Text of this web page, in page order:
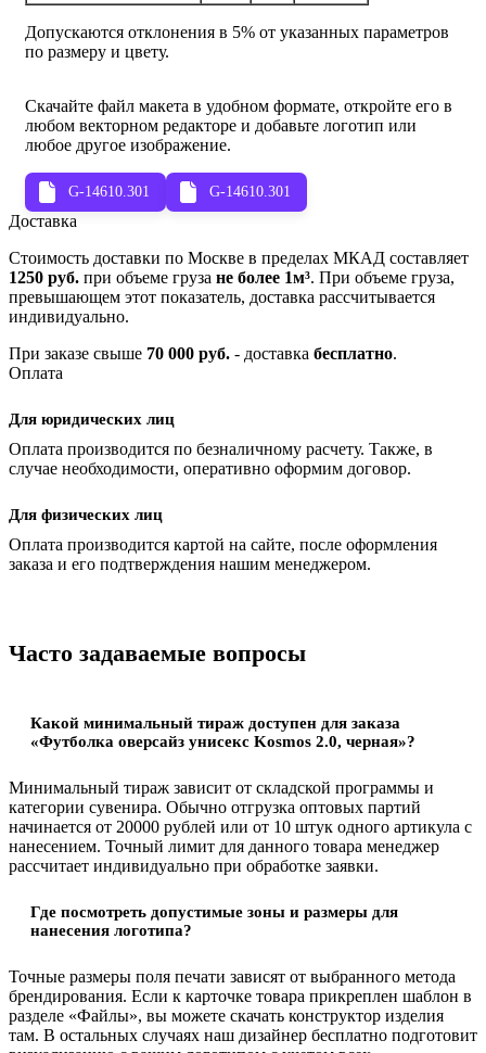
Допускаются отклонения в 5% от указанных параметров
по размеру и цвету.
Скачайте файл макета в удобном формате, откройте его в
любом векторном редакторе и добавьте логотип или
любое другое изображение.
G-14610.301 G-14610.301
Доставка
Стоимость доставки по Москве в пределах МКАД составляет
1250 руб. при объеме груза не более 1м³. При объеме груза,
превышающем этот показатель, доставка рассчитывается
индивидуально.
При заказе свыше 70 000 руб. - доставка бесплатно.
Оплата
Для юридических лиц
Оплата производится по безналичному расчету. Также, в
случае необходимости, оперативно оформим договор.
Для физических лиц
Оплата производится картой на сайте, после оформления
заказа и его подтверждения нашим менеджером.
Часто задаваемые вопросы
Какой минимальный тираж доступен для заказа
«Футболка оверсайз унисекс Kosmos 2.0, черная»?
Минимальный тираж зависит от складской программы и
категории сувенира. Обычно отгрузка оптовых партий
начинается от 20000 рублей или от 10 штук одного артикула с
нанесением. Точный лимит для данного товара менеджер
рассчитает индивидуально при обработке заявки.
Где посмотреть допустимые зоны и размеры для
нанесения логотипа?
Точные размеры поля печати зависят от выбранного метода
брендирования. Если к карточке товара прикреплен шаблон в
разделе «Файлы», вы можете скачать конструктор изделия
там. В остальных случаях наш дизайнер бесплатно подготовит